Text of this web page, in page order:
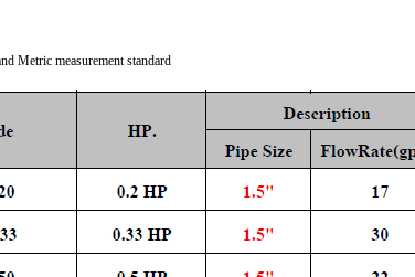
Metric measurement standard